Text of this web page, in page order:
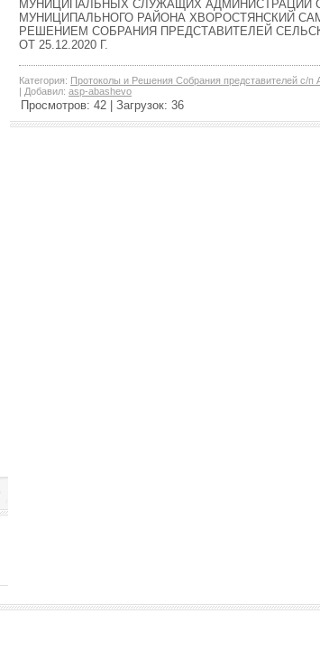
МУНИЦИПАЛЬНЫХ СЛУЖАЩИХ АДМИНИСТРАЦИИ
МУНИЦИПАЛЬНОГО РАЙОНА ХВОРОСТЯНСКИЙ
РЕШЕНИЕМ СОБРАНИЯ ПРЕДСТАВИТЕЛЕЙ
ОТ 25.12.2020 Г.
Категория: Протоколы и Решения Собрания представителей с/
| Добавил: asp-abashevo
Просмотров: 42 Загрузок: 36